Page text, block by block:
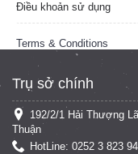
Điều khoản sử dụng
Terms & Conditions
Trụ sở chính
192/2/1 Hải Thượng
Thuận
HotLine: 0252 3 823